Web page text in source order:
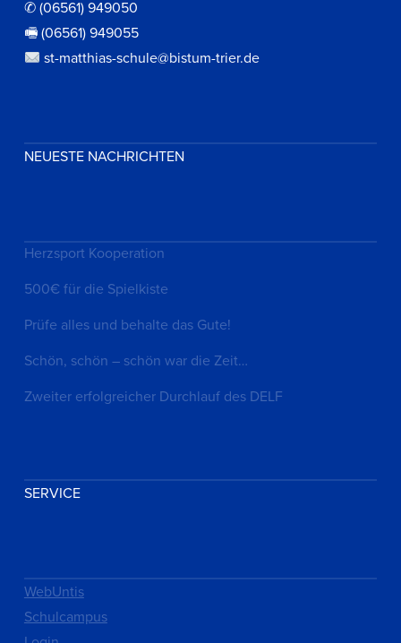
✆ (06561) 949050
🖷 (06561) 949055
st-matthias-schule@bistum-trier.de
NEUESTE NACHRICHTEN
Herzsport Kooperation
500€ für die Spielkiste
Prüfe alles und behalte das Gute!
Schön, schön – schön war die Zeit…
Zweiter erfolgreicher Durchlauf des DELF
SERVICE
WebUntis
Schulcampus